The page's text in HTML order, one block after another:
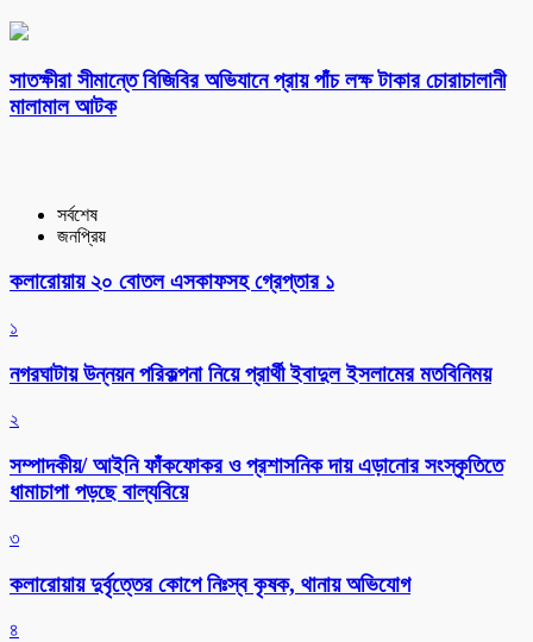
সাতক্ষীরা সীমান্তে বিজিবির অভিযানে প্রায় পাঁচ লক্ষ টাকার চোরাচালানী
মালামাল আটক
সর্বশেষ
জনপ্রিয়
কলারোয়ায় ২০ বোতল এসকাফসহ গ্রেপ্তার ১
১
নগরঘাটায় উন্নয়ন পরিকল্পনা নিয়ে প্রার্থী ইবাদুল ইসলামের মতবিনিময়
২
সম্পাদকীয়/ আইনি ফাঁকফোকর ও প্রশাসনিক দায় এড়ানোর সংস্কৃতিতে
ধামাচাপা পড়ছে বাল্যবিয়ে
৩
কলারোয়ায় দুর্বৃত্তের কোপে নিঃস্ব কৃষক, থানায় অভিযোগ
৪